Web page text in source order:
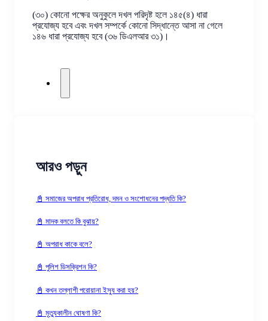
(৩০) কোনো পক্ষের অনুকুলে দখল পরিদৃষ্ট হলে ১৪৫(৪) ধারা
প্রযোজ্য হবে এবং দখল সম্পর্কে কোনো সিদ্ধান্তে আসা না গেলে
১৪৬ ধারা প্রযোজ্য হবে (৩৬ ডিএলআর ৩১)।
আরও পড়ুন
📓 সমাজের অপরাধ প্রতিরোধ, দমন ও সংশোধনের পদ্ধতি কি?
📓 মাদক বলতে কি বুঝায়?
📓 অপরাধ কাকে বলে?
📓 পুলিশ ডিসক্রিশন কি?
📓 কখন তল্লাশী পরোয়ানা ইস্যু করা হয়?
📓 মৃত্যুকালীন ঘোষণা কি?